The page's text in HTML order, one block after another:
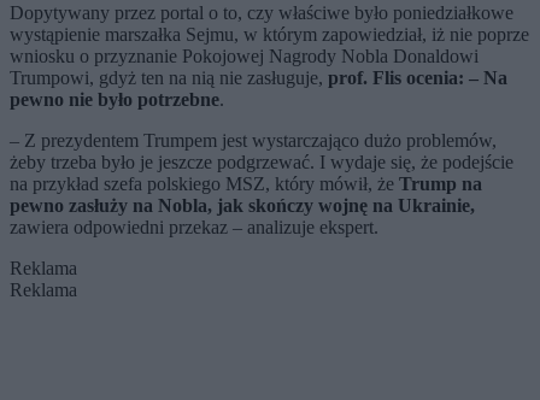
Dopytywany przez portal o to, czy właściwe było poniedziałkowe
wystąpienie marszałka Sejmu, w którym zapowiedział, iż nie poprze
wniosku o przyznanie Pokojowej Nagrody Nobla Donaldowi
Trumpowi, gdyż ten na nią nie zasługuje, prof. Flis ocenia: – Na
pewno nie było potrzebne.
– Z prezydentem Trumpem jest wystarczająco dużo problemów,
żeby trzeba było je jeszcze podgrzewać. I wydaje się, że podejście
na przykład szefa polskiego MSZ, który mówił, że Trump na
pewno zasłuży na Nobla, jak skończy wojnę na Ukrainie,
zawiera odpowiedni przekaz – analizuje ekspert.
Reklama
Reklama